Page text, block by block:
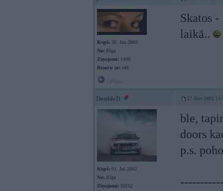
Kopš: 30. Jun 2003
No: Rīga
Ziņojumi: 1498
Braucu ar: e46
Skatos
laikā..
DoubleD 27. Nov 2003,
Kopš: 01. Jul 2002
No: Rīga
Ziņojumi: 50162
ble,
doors
p.s.